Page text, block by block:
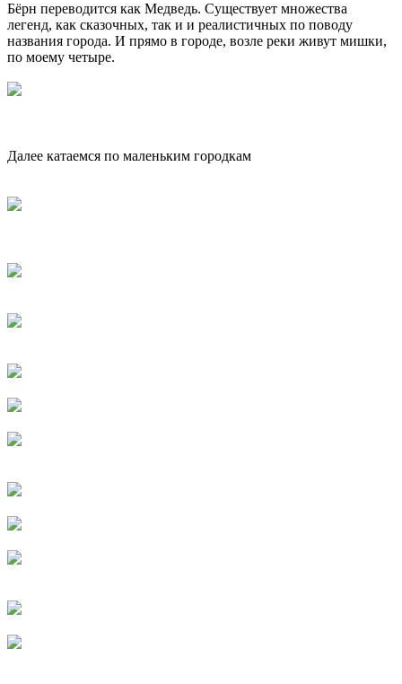
Бёрн переводится как Медведь. Существует множества
легенд, как сказочных, так и и реалистичных по поводу
названия города. И прямо в городе, возле реки живут мишки,
по моему четыре.
Далее катаемся по маленьким городкам